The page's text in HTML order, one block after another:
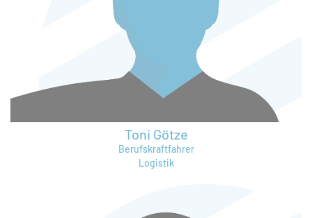
tobias.boeder@bruening-group.de
+49 421 64361973
Toni Götze
Berufskraftfahrer
Logistik